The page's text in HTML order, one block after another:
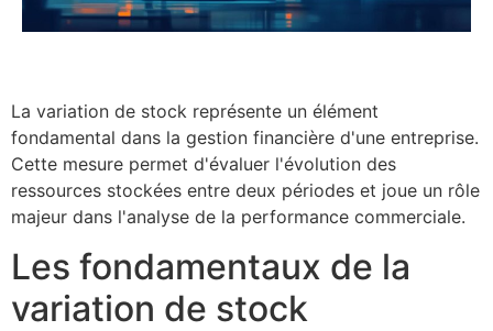
La variation de stock représente un élément
fondamental dans la gestion financière d'une entreprise.
Cette mesure permet d'évaluer l'évolution des
ressources stockées entre deux périodes et joue un rôle
majeur dans l'analyse de la performance commerciale.
Les fondamentaux de la
variation de stock